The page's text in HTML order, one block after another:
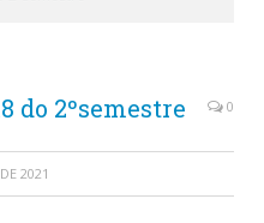
do 2ºsemestre 0
2021